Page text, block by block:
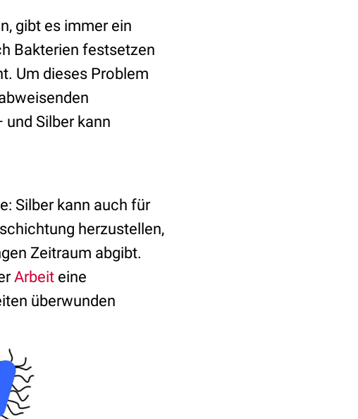
gibt es immer ein
Bakterien festsetzen
Um dieses Problem
Silber kann
Silber kann auch für
herzustellen,
Zeitraum abgibt.
Arbeit eine
überwunden